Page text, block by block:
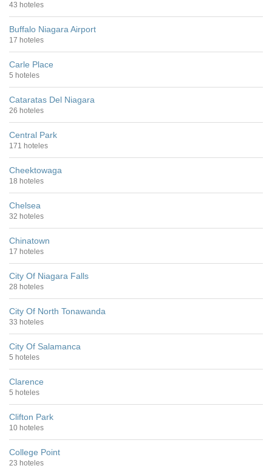
43 hoteles
Buffalo Niagara Airport
17 hoteles
Carle Place
5 hoteles
Cataratas Del Niagara
26 hoteles
Central Park
171 hoteles
Cheektowaga
18 hoteles
Chelsea
32 hoteles
Chinatown
17 hoteles
City Of Niagara Falls
28 hoteles
City Of North Tonawanda
33 hoteles
City Of Salamanca
5 hoteles
Clarence
5 hoteles
Clifton Park
10 hoteles
College Point
23 hoteles